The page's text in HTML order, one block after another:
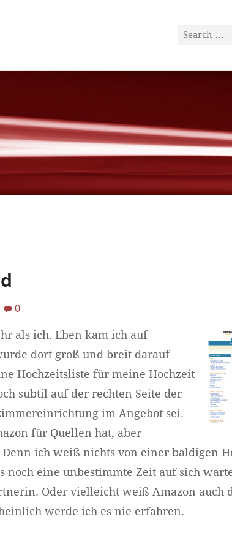
0
als ich. Eben kam ich auf
dort groß und breit darauf
Hochzeitsliste für meine Hochzeit
subtil auf der rechten Seite der
im Angebot sei.
für Quellen hat, aber
ich weiß nichts von einer baldigen
noch eine unbestimmte Zeit auf sich
Oder vielleicht weiß Amazon auch
werde ich es nie erfahren.